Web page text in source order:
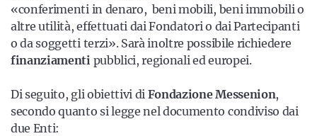
«conferimenti in denaro, beni mobili, beni immobili o
altre utilità, effettuati dai Fondatori o dai Partecipanti
o da soggetti terzi». Sarà inoltre possibile richiedere
finanziamentipubblici, regionali ed europei.
Di seguito, gli obiettivi di Fondazione Messenion,
secondo quanto si legge nel documento condiviso dai
due Enti: